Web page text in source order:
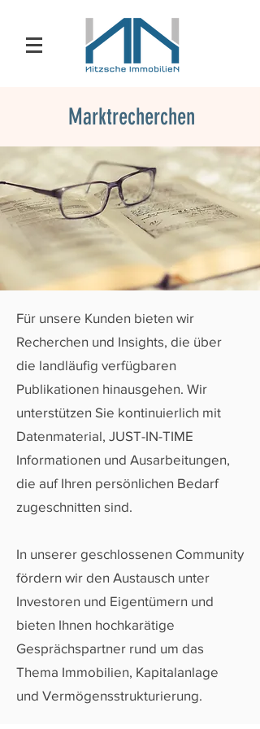
Marktrecherchen
Für unsere Kunden bieten wir
Recherchen und Insights, die über
die landläufig verfügbaren
Publikationen hinausgehen. Wir
unterstützen Sie kontinuierlich mit
Datenmaterial, JUST-IN-TIME
Informationen und Ausarbeitungen,
die auf Ihren persönlichen Bedarf
zugeschnitten sind.
In unserer geschlossenen Community
fördern wir den Austausch unter
Investoren und Eigentümern und
bieten Ihnen hochkarätige
Gesprächspartner rund um das
Thema Immobilien, Kapitalanlage
und Vermögensstrukturierung.